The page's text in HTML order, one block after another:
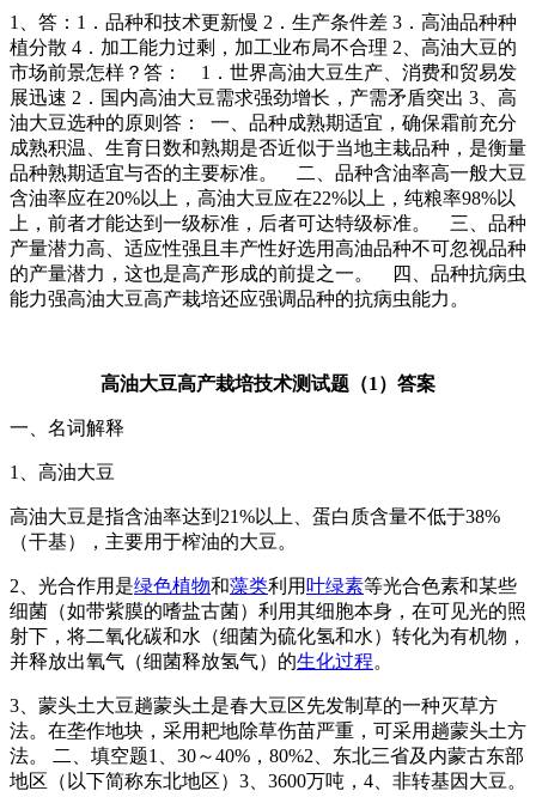
1、答：1．品种和技术更新慢 2．生产条件差 3．高油品种种
植分散 4．加工能力过剩，加工业布局不合理 2、高油大豆的
市场前景怎样？答： 1．世界高油大豆生产、消费和贸易发
展迅速 2．国内高油大豆需求强劲增长，产需矛盾突出 3、高
油大豆选种的原则答： 一、品种成熟期适宜，确保霜前充分
成熟积温、生育日数和熟期是否近似于当地主栽品种，是衡量
品种熟期适宜与否的主要标准。 二、品种含油率高一般大豆
含油率应在20%以上，高油大豆应在22%以上，纯粮率98%以
上，前者才能达到一级标准，后者可达特级标准。 三、品种
产量潜力高、适应性强且丰产性好选用高油品种不可忽视品种
的产量潜力，这也是高产形成的前提之一。 四、品种抗病虫
能力强高油大豆高产栽培还应强调品种的抗病虫能力。
高油大豆高产栽培技术测试题（1 ）答案
一、名词解释
1、高油大豆
高油大豆是指含油率达到21%以上、蛋白质含量不低于38%
（干基），主要用于榨油的大豆。
2、光合作用是绿色植物和藻类利用 叶绿素等光合色素和某些
细菌（如带紫膜的嗜盐古菌）利用其细胞本身，在可见光的照
射下，将二氧化碳和水（细菌为硫化氢和水）转化为有机物，
并释放出氧气（细菌释放氢气）的生化过程。
3、蒙头土大豆趟蒙头土是春大豆区先发制草的一种灭草方
法。在垄作地块，采用耙地除草伤苗严重，可采用趟蒙头土方
法。 二、填空题1、30～40%，80%2、东北三省及内蒙古东部
地区（以下简称东北地区）3、3600万吨，4、非转基因大豆。